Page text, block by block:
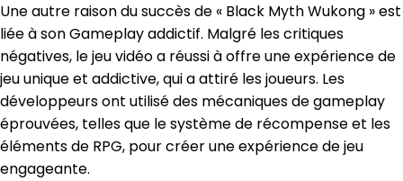
Une autre raison du succès de « Black Myth Wukong » est
liée à son Gameplay addictif. Malgré les critiques
négatives, le jeu vidéo a réussi à offre une expérience de
jeu unique et addictive, qui a attiré les joueurs. Les
développeurs ont utilisé des mécaniques de gameplay
éprouvées, telles que le système de récompense et les
éléments de RPG, pour créer une expérience de jeu
engageante.